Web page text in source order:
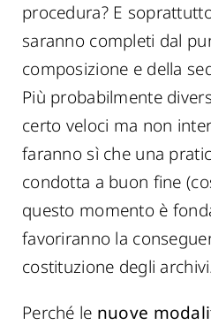
procedura? E
saranno completi dal
composizione e della
Più probabilmente
certo veloci ma non
faranno sì che una
condotta a buon fine
questo momento è
favoriranno la
costituzione degli archivi.
Perché le nuove